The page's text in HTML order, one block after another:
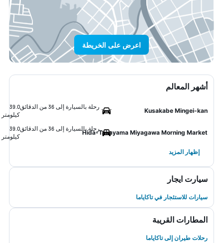
اعرض على الخريطة
أشهر المعالم
Kusakabe Mingei-kan
رحلة بالسيارة إلى 36 من الدقائق
39.0
كيلومتر
Hida-Takayama Miyagawa Morning Market
رحلة بالسيارة إلى 36 من الدقائق
39.0
كيلومتر
إظهار المزيد
سيارت ايجار
سيارات للاستئجار في تاكاياما
المطارات القريبة
رحلات طيران إلى تاكاياما